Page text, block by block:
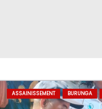
ASSAINISSEMENT BURUNGA